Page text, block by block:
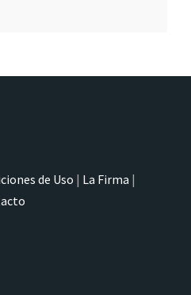
de Uso | La Firma |